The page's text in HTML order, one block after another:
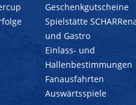
Geschenkgutscheine
Spielstätte
und Gastro
Einlass- und
Hallenbestimmungen
Fanausfahrten
Auswärtsspiele